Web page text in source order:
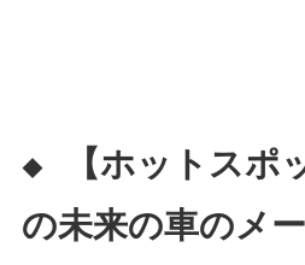
◆
【ホットスポ
の未来の車のメ